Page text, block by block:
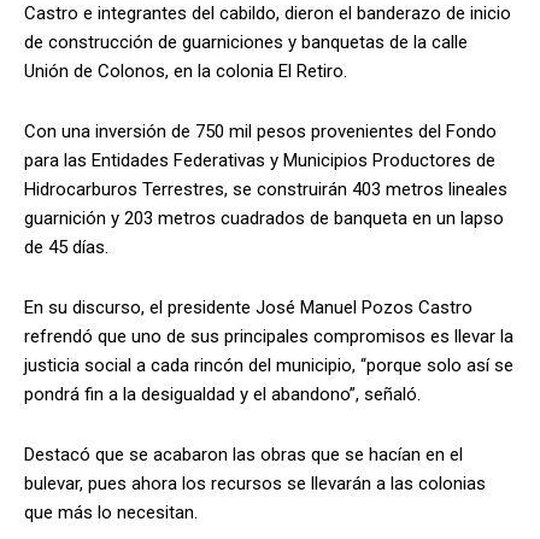
Castro e integrantes del cabildo, dieron el banderazo de inicio
de construcción de guarniciones y banquetas de la calle
Unión de Colonos, en la colonia El Retiro.
Con una inversión de 750 mil pesos provenientes del Fondo
para las Entidades Federativas y Municipios Productores de
Hidrocarburos Terrestres, se construirán 403 metros lineales
guarnición y 203 metros cuadrados de banqueta en un lapso
de 45 días.
En su discurso, el presidente José Manuel Pozos Castro
refrendó que uno de sus principales compromisos es llevar la
justicia social a cada rincón del municipio, “porque solo así se
pondrá fin a la desigualdad y el abandono”, señaló.
Destacó que se acabaron las obras que se hacían en el
bulevar, pues ahora los recursos se llevarán a las colonias
que más lo necesitan.